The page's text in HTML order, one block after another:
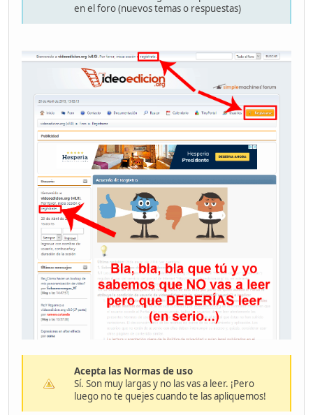
en el foro (nuevos temas o respuestas)
Acepta las Normas de uso
Sí. Son muy largas y no las vas a leer. ¡Pero
luego no te quejes cuando te las apliquemos!